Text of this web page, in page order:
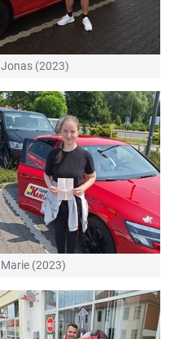
Jonas (2023)
Marie (2023)